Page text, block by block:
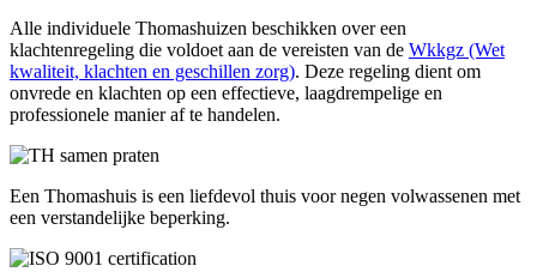
Alle individuele Thomashuizen beschikken over een
klachtenregeling die voldoet aan de vereisten van de Wkkgz (Wet
kwaliteit, klachten en geschillen zorg). Deze regeling dient om
onvrede en klachten op een effectieve, laagdrempelige en
professionele manier af te handelen.
Een Thomashuis is een liefdevol thuis voor negen volwassenen met
een verstandelijke beperking.